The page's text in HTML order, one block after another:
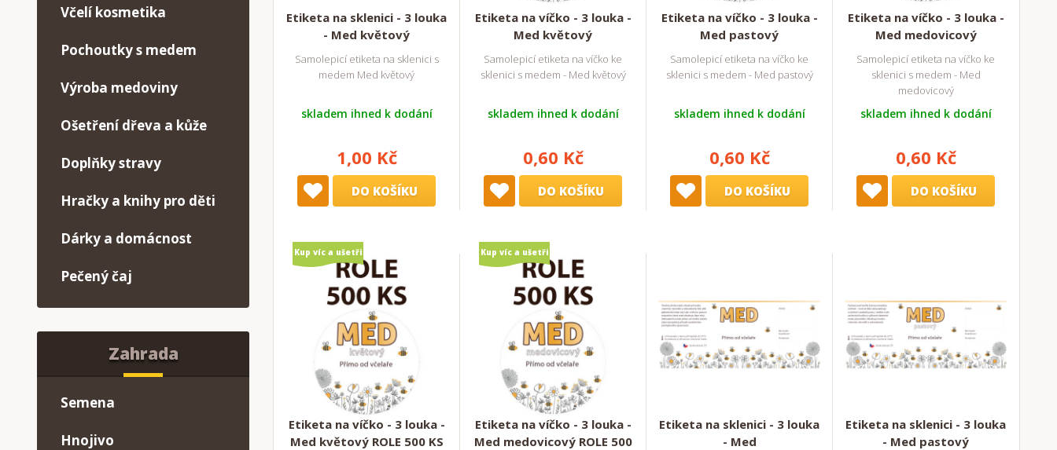
Etiketa na sklenici - 3 louka
- Med květový
Samolepicí etiketa na sklenici s
medem Med květový
skladem ihned k dodání
1,00 Kč
DO KOŠÍKU
Etiketa na víčko - 3 louka -
Med květový
Samolepicí etiketa na víčko ke
sklenici s medem - Med květový
skladem ihned k dodání
0,60 Kč
DO KOŠÍKU
Etiketa na víčko - 3 louka -
Med pastový
Samolepicí etiketa na víčko ke
sklenici s medem - Med pastový
skladem ihned k dodání
0,60 Kč
DO KOŠÍKU
Etiketa na víčko - 3 louka -
Med medovicový
Samolepicí etiketa na víčko ke
sklenici s medem - Med
medovicový
skladem ihned k dodání
0,60 Kč
DO KOŠÍKU
Kup víc a ušetři
Etiketa na víčko - 3 louka -
Med květový ROLE 500 KS
Kup víc a ušetři
Etiketa na víčko - 3 louka -
Med medovicový ROLE 500
Etiketa na sklenici - 3 louka
- Med
Etiketa na sklenici - 3 louka
- Med pastový
Včelí kosmetika
Pochoutky s medem
Výroba medoviny
Ošetření dřeva a kůže
Doplňky stravy
Hračky a knihy pro děti
Dárky a domácnost
Pečený čaj
Zahrada
Semena
Hnojivo